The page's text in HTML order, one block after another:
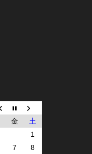
金
土
1
7
8